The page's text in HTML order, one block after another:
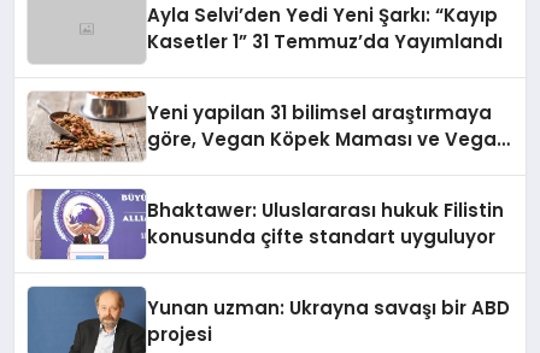
Ayla Selvi’den Yedi Yeni Şarkı: “Kayıp
Kasetler 1” 31 Temmuz’da Yayımlandı
Yeni yapilan 31 bilimsel araştırmaya
göre, Vegan Köpek Maması ve Vegan
Bhaktawer: Uluslararası hukuk Filistin
konusunda çifte standart uyguluyor
Yunan uzman: Ukrayna savaşı bir ABD
projesi